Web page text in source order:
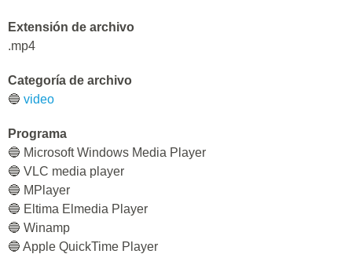
Extensión de archivo
.mp4
Categoría de archivo
🔵 video
Programa
🔵 Microsoft Windows Media Player
🔵 VLC media player
🔵 MPlayer
🔵 Eltima Elmedia Player
🔵 Winamp
🔵 Apple QuickTime Player